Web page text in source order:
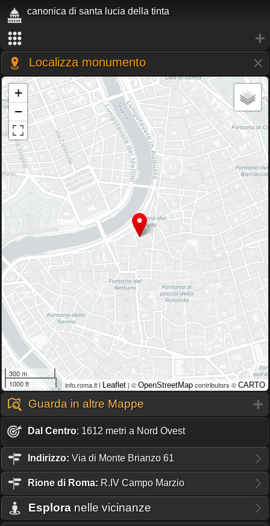
canonica di santa lucia della tinta
Localizza monumento
+
−
300 m
1000 ft
info.roma.it |Leaflet| © OpenStreetMap contributors © CARTO
Guarda in altre Mappe
Dal Centro: 1612 metri a Nord Ovest
Indirizzo: Via di Monte Brianzo 61
Rione di Roma: R.IV Campo Marzio
Esplora nelle vicinanze